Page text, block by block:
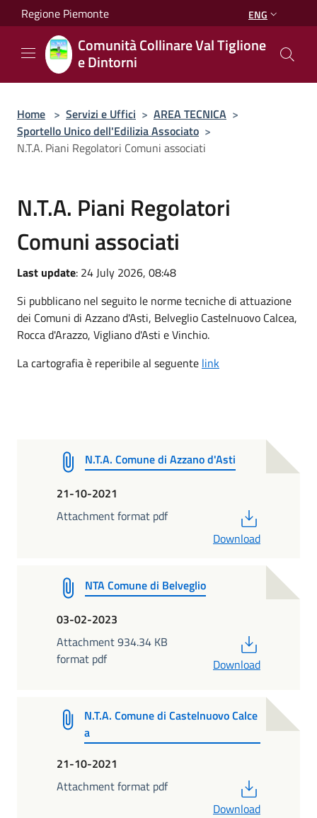
Salta al contenuto principale
Regione Piemonte ENG
Comunità Collinare Val Tiglione
e Dintorni
Home > Servizi e Uffici > AREA TECNICA >
Sportello Unico dell'Edilizia Associato >
N.T.A. Piani Regolatori Comuni associati
N.T.A. Piani Regolatori
Comuni associati
Last update: 24 July 2026, 08:48
Si pubblicano nel seguito le norme tecniche di attuazione
dei Comuni di Azzano d'Asti, Belveglio Castelnuovo Calcea,
Rocca d'Arazzo, Vigliano d'Asti e Vinchio.
La cartografia è reperibile al seguente link
N.T.A. Comune di Azzano d'Asti
21-10-2021
Attachment format pdf
Download
NTA Comune di Belveglio
03-02-2023
Attachment 934.34 KB
format pdf
Download
N.T.A. Comune di Castelnuovo Calce
a
21-10-2021
Attachment format pdf
Download